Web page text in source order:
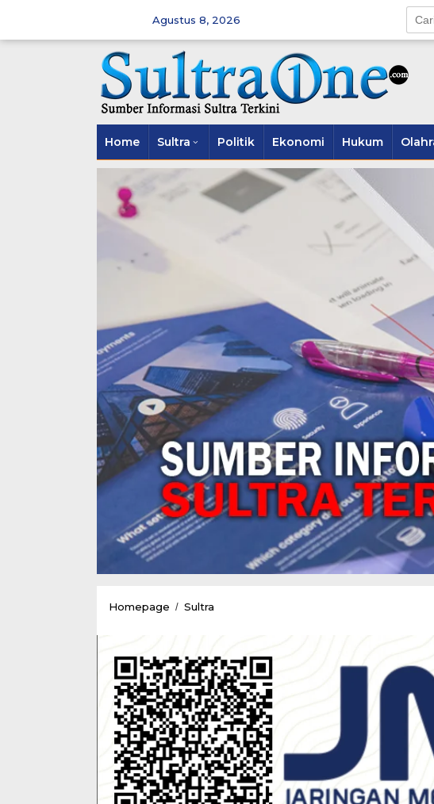
Agustus 8, 2026
Home Sultra Politik Ekonomi Hukum
Homepage / Sultra
Pelayanan
Perekaman
Keliling
e-
KTP